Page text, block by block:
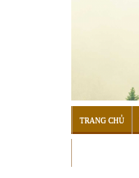
TRANG CHỦ